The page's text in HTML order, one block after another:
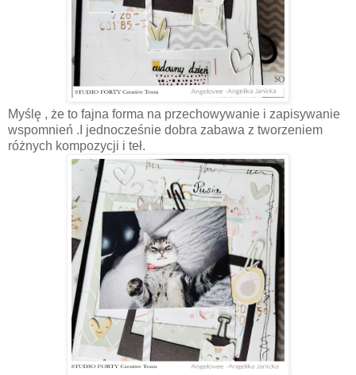
Myślę , że to fajna forma na przechowywanie i zapisywanie
wspomnień .I jednocześnie dobra zabawa z tworzeniem
różnych kompozycji i teł.